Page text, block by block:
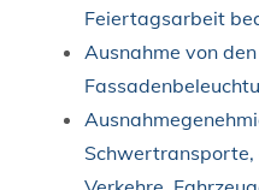
Feiertagsarbeit
Ausnahme von
Schwertransporte,